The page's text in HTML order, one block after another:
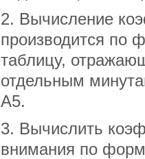
2. Вычисление
производится по
таблицу,
отдельным
А5.
3. Вычислить
внимания по